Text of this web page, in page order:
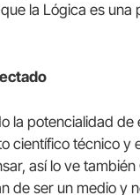
la Lógica es una
la potencialidad de
científico técnico y
así lo ve
de ser un medio y